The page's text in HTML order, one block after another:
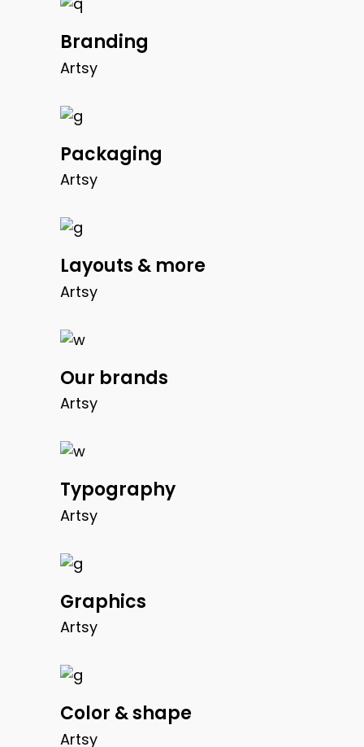
Branding
Artsy
Packaging
Artsy
Layouts & more
Artsy
Our brands
Artsy
Typography
Artsy
Graphics
Artsy
Color & shape
Artsy